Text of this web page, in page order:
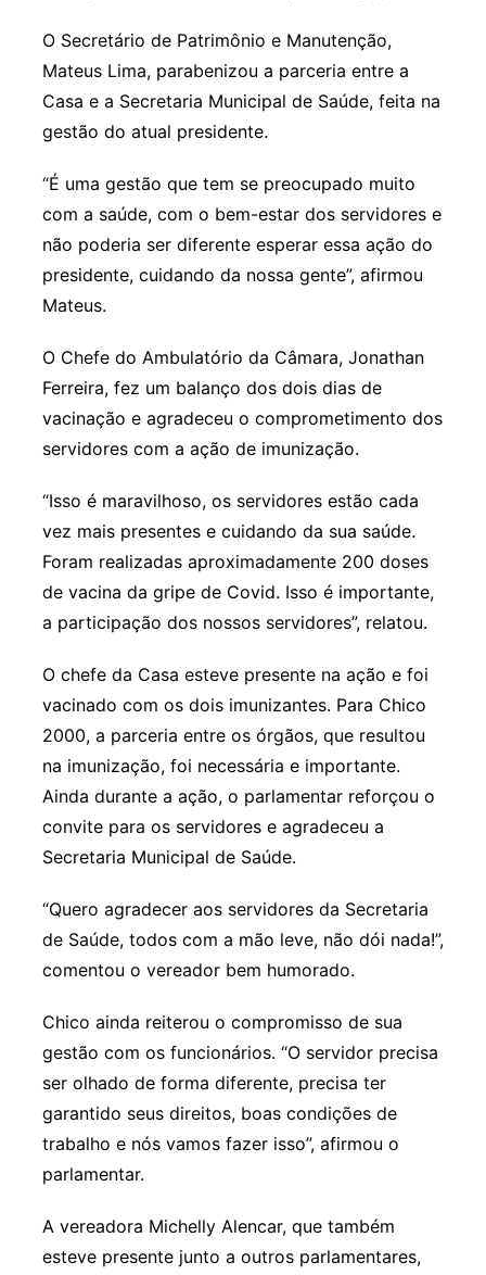
O Secretário de Patrimônio e Manutenção,
Mateus Lima, parabenizou a parceria entre a
Casa e a Secretaria Municipal de Saúde, feita na
gestão do atual presidente.
“É uma gestão que tem se preocupado muito
com a saúde, com o bem-estar dos servidores e
não poderia ser diferente esperar essa ação do
presidente, cuidando da nossa gente”, afirmou
Mateus.
O Chefe do Ambulatório da Câmara, Jonathan
Ferreira, fez um balanço dos dois dias de
vacinação e agradeceu o comprometimento dos
servidores com a ação de imunização.
“Isso é maravilhoso, os servidores estão cada
vez mais presentes e cuidando da sua saúde.
Foram realizadas aproximadamente 200 doses
de vacina da gripe de Covid. Isso é importante,
a participação dos nossos servidores”, relatou.
O chefe da Casa esteve presente na ação e foi
vacinado com os dois imunizantes. Para Chico
2000, a parceria entre os órgãos, que resultou
na imunização, foi necessária e importante.
Ainda durante a ação, o parlamentar reforçou o
convite para os servidores e agradeceu a
Secretaria Municipal de Saúde.
“Quero agradecer aos servidores da Secretaria
de Saúde, todos com a mão leve, não dói nada!”,
comentou o vereador bem humorado.
Chico ainda reiterou o compromisso de sua
gestão com os funcionários. “O servidor precisa
ser olhado de forma diferente, precisa ter
garantido seus direitos, boas condições de
trabalho e nós vamos fazer isso”, afirmou o
parlamentar.
A vereadora Michelly Alencar, que também
esteve presente junto a outros parlamentares,